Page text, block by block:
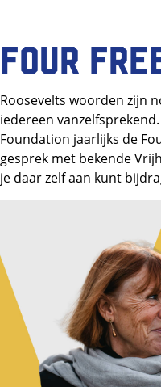
Four
Roosevelts woorden zijn
iedereen
Foundation jaarlijks de
gesprek met bekende
je daar zelf aan kunt